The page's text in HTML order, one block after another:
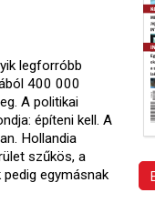
legforróbb
400 000
A politikai
építeni kell. A
Hollandia
szűkös, a
egymásnak